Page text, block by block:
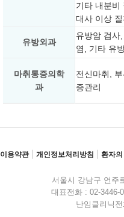
기타 내분비
대사 이상
유방외과
유방암 검사
염, 기타 유
마취통증의학
과
전신마취,
증관리
이용약관 개인정보처리방침 환자
서울시 강남구 언주
대표전화 : 02-
난임클리닉